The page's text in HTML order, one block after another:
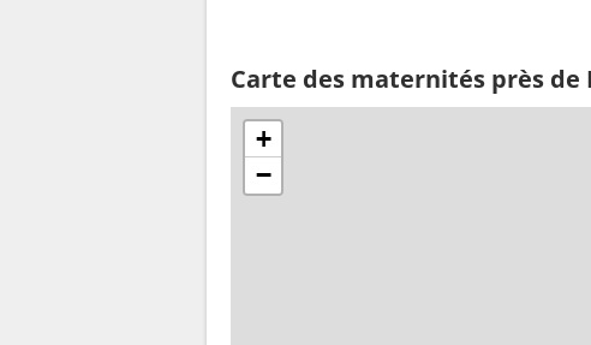
Carte des maternités près de
+
−